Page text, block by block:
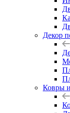
Декор
Ковры